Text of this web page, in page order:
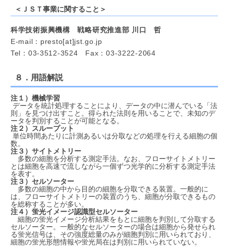
＜ＪＳＴ事業に関すること＞
科学技術振興機構 戦略研究推進部 川口 哲
E-mail：presto[at]jst.go.jp
Tel：03-3512-3524 Fax：03-3222-2064
８．用語解説
注１）機械学習
データを統計処理することにより、データの中に潜んでいる「法
則」を見つけ出すこと。得られた法則を用いることで、未知のデ
ータを判別することが可能となる。
注２）スループット
単位時間あたりに計測あるいは分取などの処理を行える細胞の個
数。
注３）サイトメトリー
多数の細胞を分析する測定手法。なお、フローサイトメトリー
とは細胞を高速で流しながら一個ずつ光学的に分析する測定手法
を表す。
注３）セルソーター
多数の細胞の中から目的の細胞を分取できる装置。一般的に
は、フローサイトメトリーの装置のうち、細胞が分取できるもの
を総称することが多い。
注４）蛍光イメージ認識型セルソーター
細胞の蛍光イメージ分析結果をもとに細胞を判別して分取する
セルソーター。一般的なセルソーターの場合は細胞から発せられ
る蛍光信号は、その強度総量のみが細胞判別に用いられており、
細胞の蛍光形態情報や蛍光局在は判別に用いられていない。